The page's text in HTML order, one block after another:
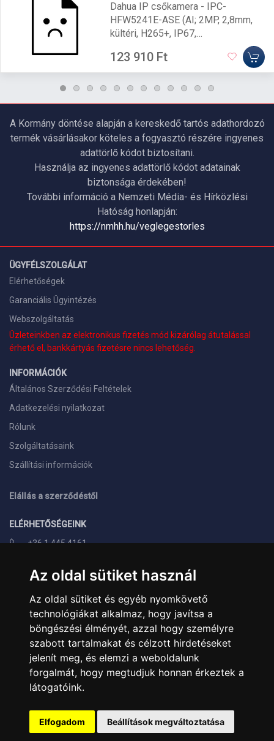
Az oldal sütiket használ
Az oldal sütiket és egyéb nyomkövető
technológiákat alkalmaz, hogy javítsa a
böngészési élményét, azzal hogy személyre
szabott tartalmakat és célzott hirdetéseket
jelenít meg, és elemzi a weboldalunk
forgalmát, hogy megtudjuk honnan érkeztek a
látogatóink.
Elfogadom Beállítások megváltoztatása
Dahua IP csőkamera - IPC-
HFW5241E-ASE (AI; 2MP, 2,8mm,
kültéri, H265+, IP67,
123 910 Ft
A Kormány döntése alapján a kereskedő tartós adathordozó
termék vásárlásakor köteles a fogyasztó részére ingyenes
adattörlő kódot biztosítani.
Használja az ingyenes adattörlő kódot adatainak
biztonsága érdekében!
További információ a Nemzeti Média- és Hírközlési
Hatóság honlapján:
https://nmhh.hu/veglegestorles
ÜGYFÉLSZOLGÁLAT
Elérhetőségek
Garanciális Ügyintézés
Webszolgáltatás
Üzleteinkben az elektronikus fizetés mód kizárólag átutalással
érhető el, bankkártyás fizetésre nincs lehetőség.
INFORMÁCIÓK
Általános Szerződési Feltételek
Adatkezelési nyilatkozat
Rólunk
Szolgáltatásaink
Szállítási információk
Elállás a szerződéstől
ELÉRHETŐSÉGEINK
+36 1 445 4161
info@landcomputer.hu
1148 Budapest, Nagy Lajos király útja 24.
Nyitvatartás és kapcsolat
PARTNEREINK
Árukereső.hu